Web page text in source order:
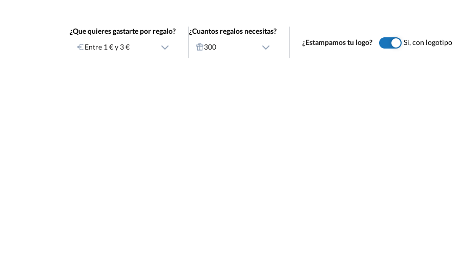
¿Que quieres gastarte por regalo?
Entre 1 € y 3 €
¿Cuantos regalos necesitas?
300
¿Estampamos tu logo? Si, con logotipo